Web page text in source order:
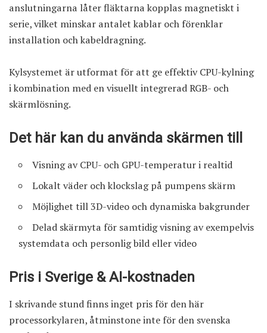
anslutningarna låter fläktarna kopplas magnetiskt i
serie, vilket minskar antalet kablar och förenklar
installation och kabeldragning.
Kylsystemet är utformat för att ge effektiv CPU-kylning
i kombination med en visuellt integrerad RGB- och
skärmlösning.
Det här kan du använda skärmen till
Visning av CPU- och GPU-temperatur i realtid
Lokalt väder och klockslag på pumpens skärm
Möjlighet till 3D-video och dynamiska bakgrunder
Delad skärmyta för samtidig visning av exempelvis
systemdata och personlig bild eller video
Pris i Sverige & AI-kostnaden
I skrivande stund finns inget pris för den här
processorkylaren, åtminstone inte för den svenska